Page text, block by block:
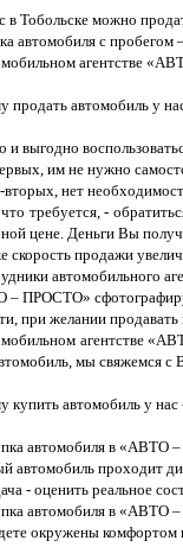
в Тобольске можно
автомобиля с пробегом
агентстве
продать автомобиль у
и выгодно
им не нужно
вторых, нет
требуется, -
цене. Деньги Вы
скорость продажи
автомобильного
ПРОСТО»
при желании
агентстве
мы свяжемся с
купить автомобиль у
автомобиля в
автомобиль проходит
- оценить реальное
автомобиля в
окружены комфортом